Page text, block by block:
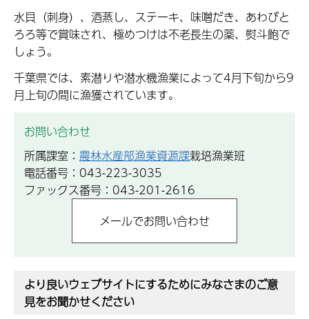
水貝（刺身）、酒蒸し、ステーキ、味噌だき、あわびと
ろろ等で賞味され、極めつけは不老長生の薬、熨斗鮑で
しょう。
千葉県では、素潜りや潜水機漁業によって4月下旬から9
月上旬の間に漁獲されています。
お問い合わせ
所属課室： 農林水産部漁業資源課栽培漁業班
電話番号：043-223-3035
ファックス番号：043-201-2616
より良いウェブサイトにするためにみなさまのご意
見をお聞かせください